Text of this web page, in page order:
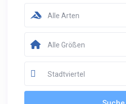
Alle Arten
Alle Größen
Stadtviertel